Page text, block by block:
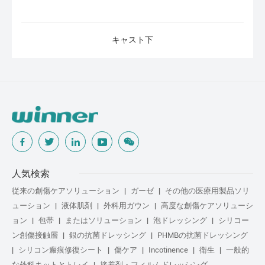
キャスト下
人気検索
従来の創傷ケアソリューション ガーゼ
その他の医療用製品ソリ
ューション
液体肌剤 外科用ガウン
高度な創傷ケアソリューシ
ョン
包帯 またはソリューション 泡ドレッシング
シリコー
ン創傷接触層
銀の抗菌ドレッシング
PHMBの抗菌ドレッシング
シリコン瘢痕修復シート
傷ケア Incotinence 衛生
一般的